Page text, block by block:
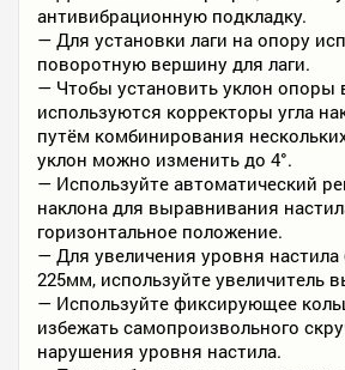
антивибрационную подкладку.
— Для установки лаги на опору
поворотную вершину для лаги.
— Чтобы установить уклон опоры
используются корректоры угла
путём комбинирования
уклон можно изменить до 4°.
— Используйте автоматический
наклона для выравнивания
горизонтальное положение.
— Для увеличения уровня
225мм, используйте увеличитель
— Используйте фиксирующее
избежать самопроизвольного
нарушения уровня настила.